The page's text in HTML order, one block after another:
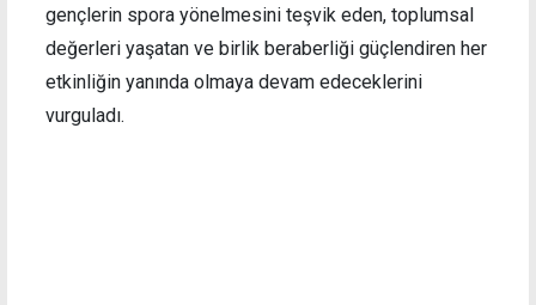
gençlerin spora yönelmesini teşvik eden, toplumsal
değerleri yaşatan ve birlik beraberliği güçlendiren her
etkinliğin yanında olmaya devam edeceklerini
vurguladı.